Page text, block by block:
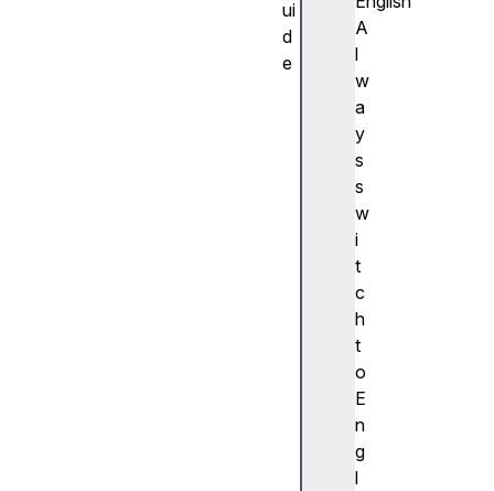
A
l
w
a
y
s
s
w
i
t
c
h
t
o
E
n
g
l
ui
d
e